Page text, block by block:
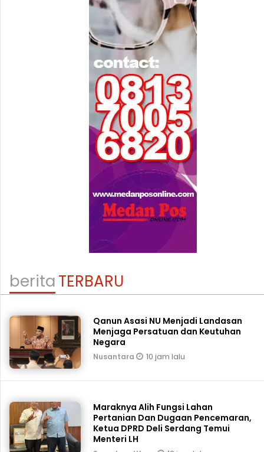
beritaTERBARU
Qanun Asasi NU Menjadi Landasan
Menjaga Persatuan dan Keutuhan
Negara
Nusantara 10 jam lalu
Maraknya Alih Fungsi Lahan
Pertanian Dan Dugaan Pencemaran,
Ketua DPRD Deli Serdang Temui
Menteri LH